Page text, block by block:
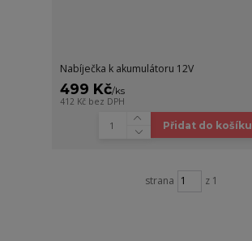
Nabíječka k akumulátoru 12V
499 Kč/ks
412 Kč bez DPH
Přidat do košíku
strana z 1